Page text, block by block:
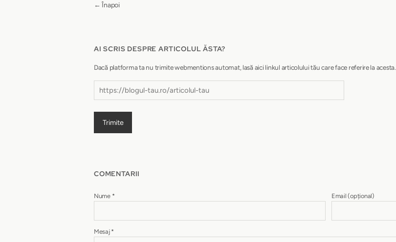
← Înapoi
AI SCRIS DESPRE ARTICOLUL ĂSTA?
Dacă platforma ta nu trimite webmentions automat, lasă aici linkul articolului tău care face referire la acesta.
Trimite
COMENTARII
Nume * Email(opțional)
Mesaj *